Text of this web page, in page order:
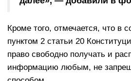
Кроме того, отмечается, что в
пунктом 2 статьи 20
право свободно получать и
информацию любым, не